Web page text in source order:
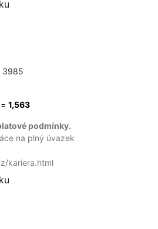
3985
1,563
podmínky.
na plný úvazek
kariera.html